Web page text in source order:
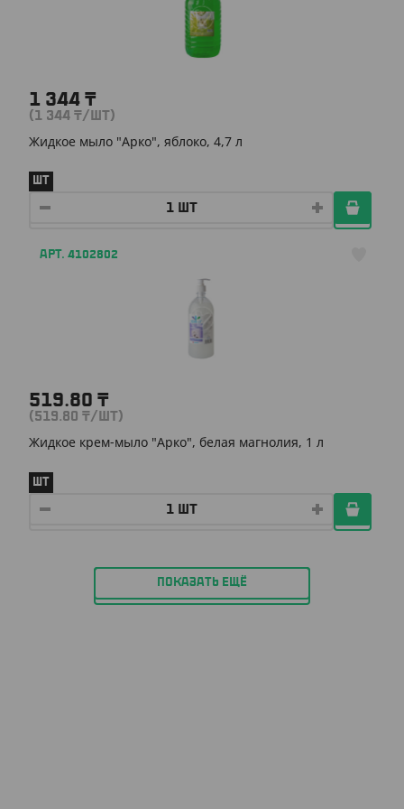
1 344 ₸
(1 344 ₸/ШТ)
Жидкое мыло "Арко", яблоко, 4,7 л
ШТ
АРТ. 4102802
519.80 ₸
(519.80 ₸/ШТ)
Жидкое крем-мыло "Арко", белая магнолия, 1 л
ШТ
ПОКАЗАТЬ ЕЩЁ